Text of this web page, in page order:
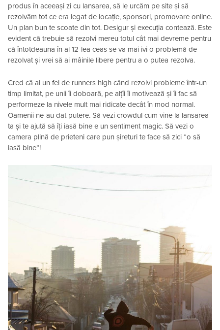
produs în aceeași zi cu lansarea, să le urcăm pe site și să
rezolvăm tot ce era legat de locație, sponsori, promovare online.
Un plan bun te scoate din tot. Desigur și execuția contează. Este
evident că trebuie să rezolvi mereu totul cât mai devreme pentru
că întotdeauna în al 12-lea ceas se va mai ivi o problemă de
rezolvat și vrei să ai mâinile libere pentru a o putea rezolva.
Cred că ai un fel de runners high când rezolvi probleme într-un
timp limitat, pe unii îi doboară, pe alțîi îi motivează și îi fac să
performeze la nivele mult mai ridicate decât în mod normal.
Oamenii ne-au dat putere. Să vezi crowdul cum vine la lansarea
ta și te ajută să îți iasă bine e un sentiment magic. Să vezi o
camera plină de prieteni care pun șireturi te face să zici “o să
iasă bine”!